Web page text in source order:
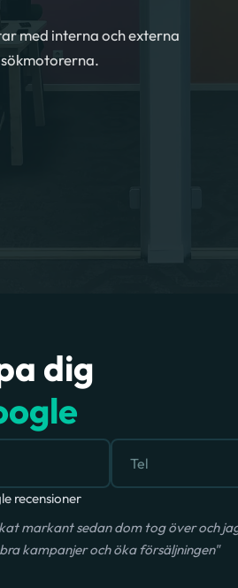
med interna och externa
dig
recensioner
markant sedan dom tog över och
kampanjer och öka försäljningen"